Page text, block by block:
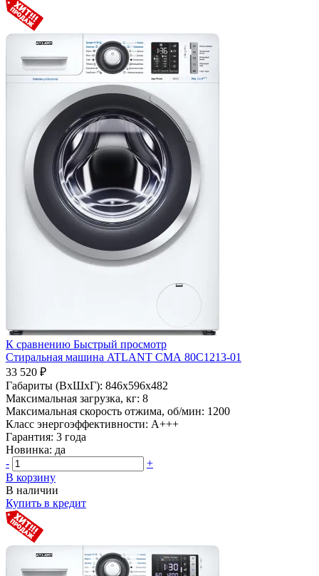
К сравнению Быстрый просмотр
Стиральная машина ATLANT СМА 80С1213-01
33 520 ₽
Габариты (ВхШхГ): 846x596x482
Максимальная загрузка, кг: 8
Максимальная скорость отжима, об/мин: 1200
Класс энергоэффективности: A+++
Гарантия: 3 года
Новинка: да
-
+
В корзину
В наличии
Купить в кредит